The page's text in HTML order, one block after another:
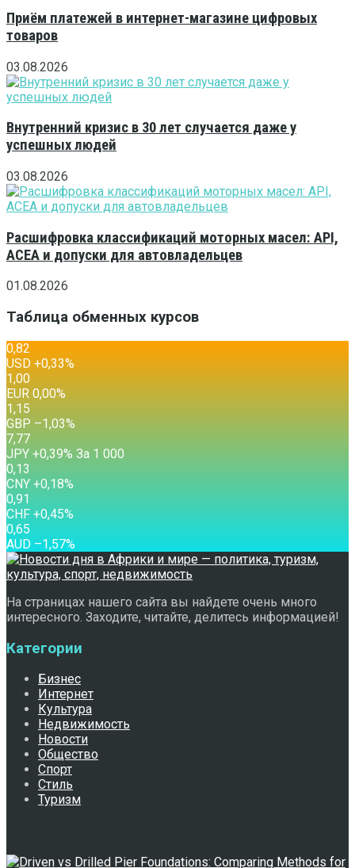
Приём платежей в интернет-магазине цифровых
товаров
03.08.2026
Внутренний кризис в 30 лет случается даже у
успешных людей
03.08.2026
Расшифровка классификаций моторных масел: API,
ACEA и допуски для автовладельцев
01.08.2026
Таблица обменных курсов
0,82
USD +0,33%
1,00
EUR 0,00%
1,15
GBP –1,03%
7,77
JPY +0,39% За 1 000
0,13
CNY +0,18%
0,91
CHF +0,45%
0,65
AUD –1,57%
На страницах нашего сайта вы найдете очень много
интересного. Заходите, читайте, делитесь информацией!
Категории
Бизнес
Интернет
Культура
Недвижимость
Новости
Общество
Спорт
Стиль
Туризм